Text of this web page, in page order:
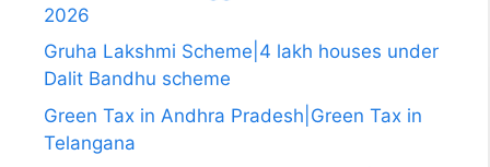
2026
Gruha Lakshmi Scheme|4 lakh houses under
Dalit Bandhu scheme
Green Tax in Andhra Pradesh|Green Tax in
Telangana